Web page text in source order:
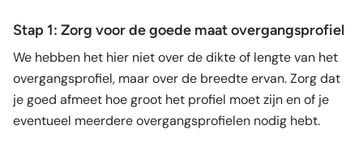
Stap 1: Zorg voor de goede maat overgangsprofiel
We hebben het hier niet over de dikte of lengte van het
overgangsprofiel, maar over de breedte ervan. Zorg dat
je goed afmeet hoe groot het profiel moet zijn en of je
eventueel meerdere overgangsprofielen nodig hebt.